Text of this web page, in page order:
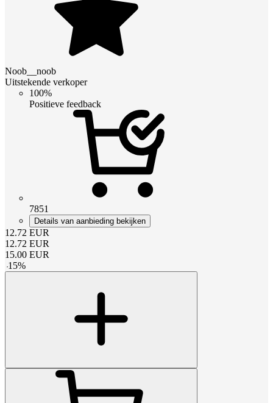
Noob__noob
Uitstekende verkoper
100%
Positieve feedback
7851
Details van aanbieding bekijken
12.72 EUR
12.72 EUR
15.00 EUR
-15%